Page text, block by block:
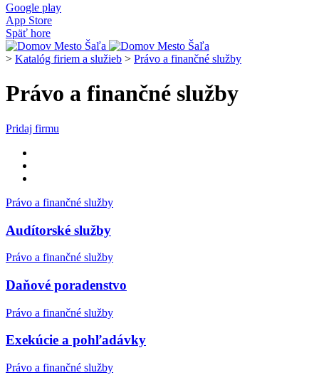
Google play
App Store
Späť hore
> Katalóg firiem a služieb > Právo a finančné služby
Právo a finančné služby
Pridaj firmu
Právo a finančné služby
Audítorské služby
Právo a finančné služby
Daňové poradenstvo
Právo a finančné služby
Exekúcie a pohľadávky
Právo a finančné služby